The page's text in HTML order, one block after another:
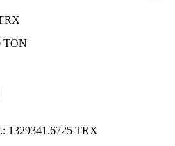
TON
1329341.6725 TRX